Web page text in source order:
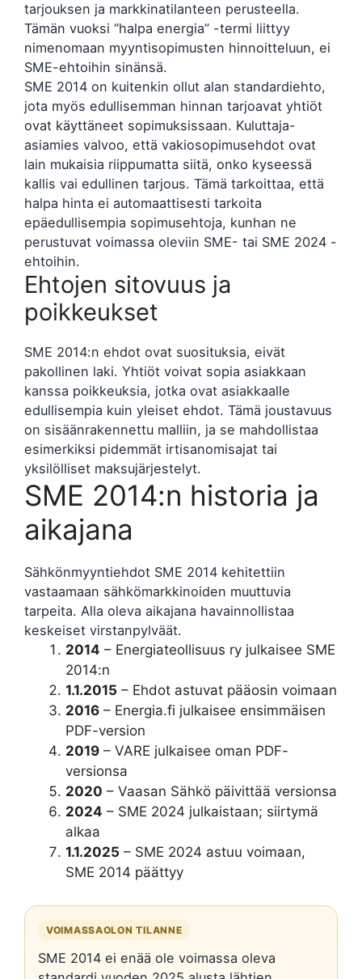
tarjouksen ja markkinatilanteen perusteella.
Tämän vuoksi “halpa energia” -termi liittyy
nimenomaan myyntisopimusten hinnoitteluun, ei
SME-ehtoihin sinänsä.
SME 2014 on kuitenkin ollut alan standardiehto,
jota myös edullisemman hinnan tarjoavat yhtiöt
ovat käyttäneet sopimuksissaan. Kuluttaja-
asiamies valvoo, että vakiosopimusehdot ovat
lain mukaisia riippumatta siitä, onko kyseessä
kallis vai edullinen tarjous. Tämä tarkoittaa, että
halpa hinta ei automaattisesti tarkoita
epäedullisempia sopimusehtoja, kunhan ne
perustuvat voimassa oleviin SME- tai SME 2024 -
ehtoihin.
Ehtojen sitovuus ja
poikkeukset
SME 2014:n ehdot ovat suosituksia, eivät
pakollinen laki. Yhtiöt voivat sopia asiakkaan
kanssa poikkeuksia, jotka ovat asiakkaalle
edullisempia kuin yleiset ehdot. Tämä joustavuus
on sisäänrakennettu malliin, ja se mahdollistaa
esimerkiksi pidemmät irtisanomisajat tai
yksilölliset maksujärjestelyt.
SME 2014:n historia ja
aikajana
Sähkönmyyntiehdot SME 2014 kehitettiin
vastaamaan sähkömarkkinoiden muuttuvia
tarpeita. Alla oleva aikajana havainnollistaa
keskeiset virstanpylväät.
2014 – Energiateollisuus ry julkaisee SME
2014:n
1.1.2015 – Ehdot astuvat pääosin voimaan
2016 – Energia.fi julkaisee ensimmäisen
PDF-version
2019 – VARE julkaisee oman PDF-
versionsa
2020 – Vaasan Sähkö päivittää versionsa
2024 – SME 2024 julkaistaan; siirtymä
alkaa
1.1.2025 – SME 2024 astuu voimaan,
SME 2014 päättyy
VOIMASSAOLON TILANNE
SME 2014 ei enää ole voimassa oleva